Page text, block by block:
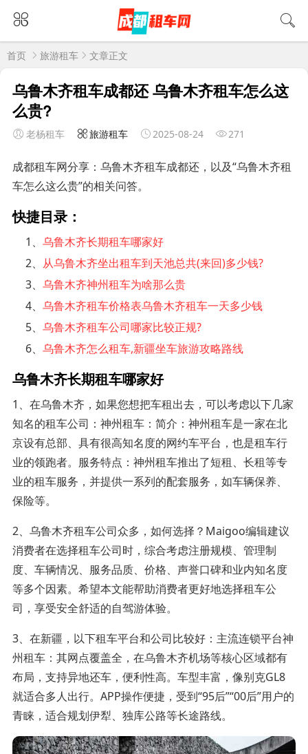
首页 旅游租车 文章正文
乌鲁木齐租车成都还 乌鲁木齐租车怎么这
么贵?
老杨租车 旅游租车 2025-08-24 271
成都租车网分享：乌鲁木齐租车成都还，以及“乌鲁木齐租
车怎么这么贵”的相关问答。
快捷目录：
1、乌鲁木齐长期租车哪家好
2、 从乌鲁木齐坐出租车到天池总共(来回)多少钱?
3、乌鲁木齐神州租车为啥那么贵
4、乌鲁木齐租车价格表乌鲁木齐租车一天多少钱
5、乌鲁木齐租车公司哪家比较正规?
6、乌鲁木齐怎么租车,新疆坐车旅游攻略路线
乌鲁木齐长期租车哪家好
1、在乌鲁木齐，如果您想把车租出去，可以考虑以下几家
知名的租车公司：神州租车：简介：神州租车是一家在北
京设有总部、具有很高知名度的网约车平台，也是租车行
业的领跑者。服务特点：神州租车推出了短租、长租等专
业的租车服务，并提供一系列的配套服务，如车辆保养、
保险等。
2、乌鲁木齐租车公司众多，如何选择？Maigoo编辑建议
消费者在选择租车公司时，综合考虑注册规模、管理制
度、车辆情况、服务品质、价格、声誉口碑和业内知名度
等多个因素。希望本文能帮助消费者更好地选择租车公
司，享受安全舒适的自驾游体验。
3、在新疆，以下租车平台和公司比较好：主流连锁平台神
州租车：其网点覆盖全，在乌鲁木齐机场等核心区域都有
布局，支持异地还车，便利性高。车型丰富，像别克GL8
就适合多人出行。APP操作便捷，受到“95后”“00后”用户的
青睐，适合规划伊犁、独库公路等长途路线。